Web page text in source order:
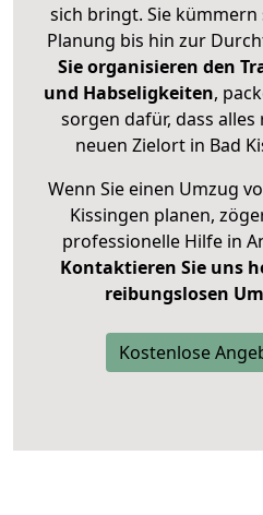
sich bringt. Sie kümmern
Planung bis hin zur
Sie organisieren den
und Habseligkeiten,
sorgen dafür, dass
neuen Zielort in Bad
Wenn Sie einen Umzug
Kissingen planen,
professionelle Hilfe in
Kontaktieren Sie uns
reibungslosen
Kostenlose